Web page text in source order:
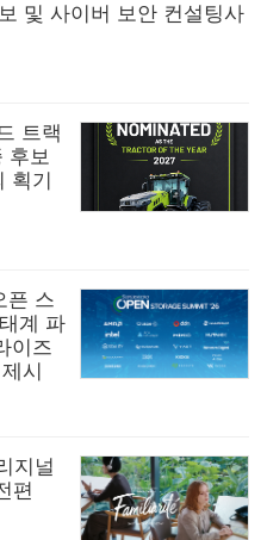
및 사이버 보안 컨설팅사
트랙
후보
획기
픈 스
계 파
이즈
시
지널
편